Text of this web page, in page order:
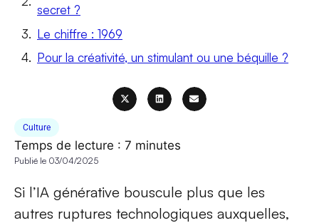
secret ?
Le chiffre : 1969
Pour la créativité, un stimulant ou une béquille ?
Culture
Temps de lecture : 7 minutes
Publié le 03/04/2025
Si l’IA générative bouscule plus que les
autres ruptures technologiques auxquelles,